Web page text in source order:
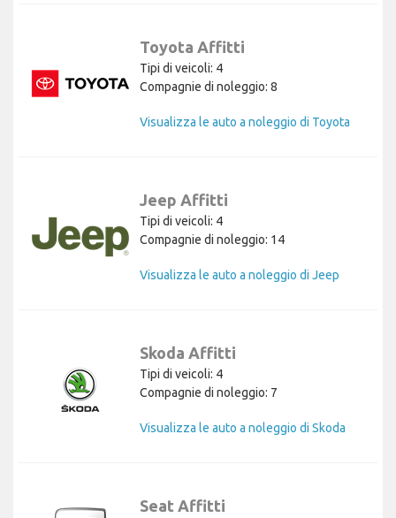
Toyota Affitti
Tipi di veicoli: 4
Compagnie di noleggio: 8
Visualizza le auto a noleggio di Toyota
Jeep Affitti
Tipi di veicoli: 4
Compagnie di noleggio: 14
Visualizza le auto a noleggio di Jeep
Skoda Affitti
Tipi di veicoli: 4
Compagnie di noleggio: 7
Visualizza le auto a noleggio di Skoda
Seat Affitti